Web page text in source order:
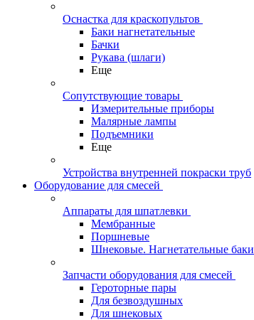
Оснастка для краскопультов
Баки нагнетательные
Бачки
Рукава (шлаги)
Еще
Сопутствующие товары
Измерительные приборы
Малярные лампы
Подъемники
Еще
Устройства внутренней покраски труб
Оборудование для смесей
Аппараты для шпатлевки
Мембранные
Поршневые
Шнековые. Нагнетательные баки
Запчасти оборудования для смесей
Героторные пары
Для безвоздушных
Для шнековых